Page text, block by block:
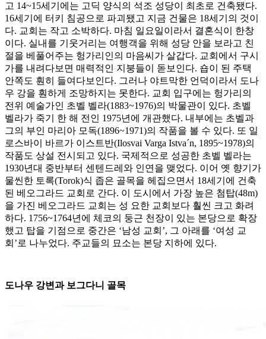
고 14~15세기에는 고딕 양식의 석조 성당이 최초로 건축됐다.
16세기에 터키 침공으로 파괴됐고 지금 건물은 18세기의 것이
다. 교회는 작고 소박하다. 마침 일요일이라서 결혼식이 한창
이다. 실내를 기웃거리는 여행객을 위해 성당 안을 보라고 친
절을 베풀어주는 헝가리인의 마음씨가 살갑다. 교회에서 구시
가를 내려다보면 매력적인 지붕들이 돋보인다. 숍이 된 주택
안쪽도 훤히 들여다보인다. 그러나 야트막한 언덕이라서 도나
우 강을 훤하게 조망하지는 못한다. 교회 입구에는 헝가리의
전위 예술가인 초벨 벨라(1883~1976)의 박물관이 있다. 초벨
벨라가 죽기 한 해 전인 1975년에 개관했다. 내부에는 초벨과
그의 부인 마리아 모독(1896~1971)의 작품을 볼 수 있다. 또 일
로스바이 바르가 이스트반(Ilosvai Varga Istva´n, 1895~1978)의
작품도 상설 전시되고 있다. 국제적으로 성공한 초벨 벨라는
1930년대 중반부터 센텐드레와 인연을 맺었다. 이어 옛 향기가
물씬한 토록(Torok)식 좁은 골목을 헤집으면서 18세기에 건축
된 베오그라드 교회로 간다. 이 도시에서 가장 높은 첨탑(48m)
을 가진 베오그라드 교회는 성 요한 교회보다 훨씬 크고 화려
하다. 1756~1764년에 체코의 둥근 천장이 있는 본당으로 확장
했고 탑을 기점으로 중간은 ‘남성 교회’, 그 아래를 ‘여성 교
회’로 나누었다. 주교들의 묘소는 본당 지하에 있다.
도나우 강변과 보그다니 골목